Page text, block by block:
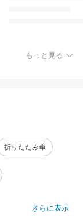
もっと見る
折りたたみ傘
さらに表示